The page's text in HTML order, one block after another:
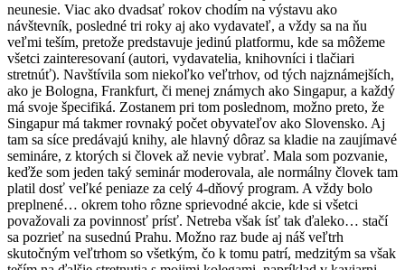
neunesie. Viac ako dvadsať rokov chodím na výstavu ako
návštevník, posledné tri roky aj ako vydavateľ, a vždy sa na ňu
veľmi teším, pretože predstavuje jedinú platformu, kde sa môžeme
všetci zainteresovaní (autori, vydavatelia, knihovníci i tlačiari
stretnúť). Navštívila som niekoľko veľtrhov, od tých najznámejších,
ako je Bologna, Frankfurt, či menej známych ako Singapur, a každý
má svoje špecifiká. Zostanem pri tom poslednom, možno preto, že
Singapur má takmer rovnaký počet obyvateľov ako Slovensko. Aj
tam sa síce predávajú knihy, ale hlavný dôraz sa kladie na zaujímavé
semináre, z ktorých si človek až nevie vybrať. Mala som pozvanie,
keďže som jeden taký seminár moderovala, ale normálny človek tam
platil dosť veľké peniaze za celý 4-dňový program. A vždy bolo
preplnené… okrem toho rôzne sprievodné akcie, kde si všetci
považovali za povinnosť prísť. Netreba však ísť tak ďaleko… stačí
sa pozrieť na susednú Prahu. Možno raz bude aj náš veľtrh
skutočným veľtrhom so všetkým, čo k tomu patrí, medzitým sa však